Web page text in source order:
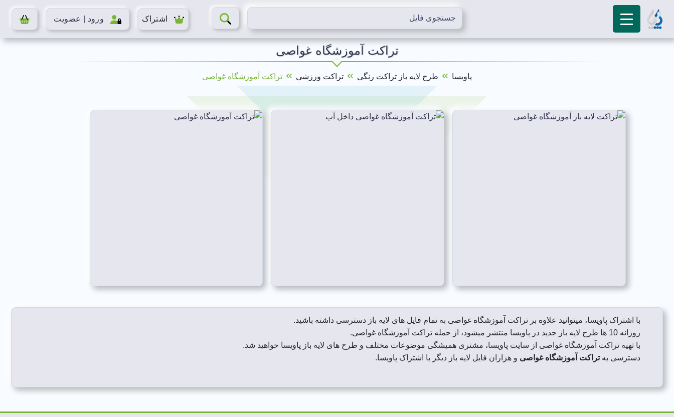
اشتراک ورود | عضویت
تراکت آموزشگاه غواصی
پاویسا » طرح لایه باز تراکت رنگی » تراکت ورزشی » تراکت آموزشگاه غواصی
با اشتراک پاویسا، میتوانید علاوه بر تراکت آموزشگاه غواصی به تمام فایل های لایه باز دسترسی داشته باشید.
روزانه 10 ها طرح لایه باز جدید در پاویسا منتشر میشود، از جمله تراکت آموزشگاه غواصی.
با تهیه تراکت آموزشگاه غواصی از سایت پاویسا، مشتری همیشگی موضوعات مختلف و طرح های لایه باز پاویسا خواهید شد.
دسترسی بهتراکت آموزشگاه غواصی و هزاران فایل لایه باز دیگر با اشتراک پاویسا.